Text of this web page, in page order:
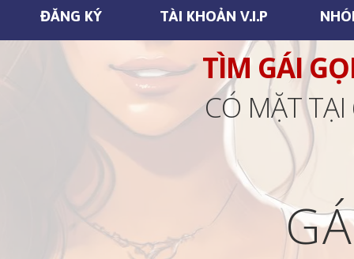
ĐĂNG KÝ TÀI KHOẢN V.I.P
TÌM GÁI
CÓ MẶT